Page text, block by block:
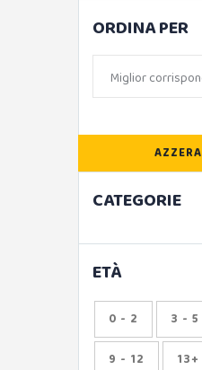
ORDINA PER
CATEGORIE
ETÀ
0 - 2 3 - 5
9 - 12 13+